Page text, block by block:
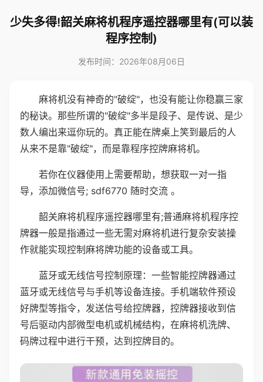
少失多得!韶关麻将机程序遥控器哪里有(可以装
程序控制)
发布时间：2026年08月06日
麻将机没有神奇的"破绽"，也没有能让你稳赢三家
的秘诀。那些所谓的"破绽"多半是段子、是传说、是少
数人编出来逗你玩的。真正能在牌桌上笑到最后的人
从来不是靠"破绽"，而是靠程序控牌麻将机。
若你在仪器使用上需要帮助，想获取一对一指
导，添加微信号; sdf6770 随时交流 。
韶关麻将机程序遥控器哪里有;普通麻将机程序控
牌器一般是指通过一些无需对麻将机进行复杂安装操
作就能实现控制麻将牌功能的设备或工具。
蓝牙或无线信号控制原理：一些智能控牌器通过
蓝牙或无线信号与手机等设备连接。手机端软件预设
好牌型等指令，发送信号给控牌器，控牌器接收到信
号后驱动内部微型电机或机械结构，在麻将机洗牌、
码牌过程中进行干预，达到控牌目的。